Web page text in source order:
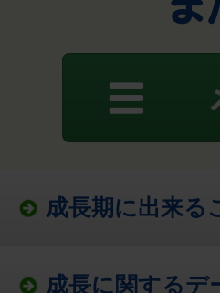
成長期に出来る
成長に関するデ